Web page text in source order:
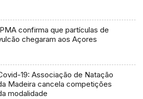
confirma que partículas de
chegaram aos Açores
19: Associação de Natação
Madeira cancela competições
modalidade